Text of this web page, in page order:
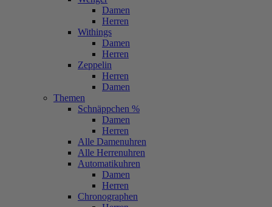
Damen
Herren
Withings
Damen
Herren
Zeppelin
Herren
Damen
Themen
Schnäppchen %
Damen
Herren
Alle Damenuhren
Alle Herrenuhren
Automatikuhren
Damen
Herren
Chronographen